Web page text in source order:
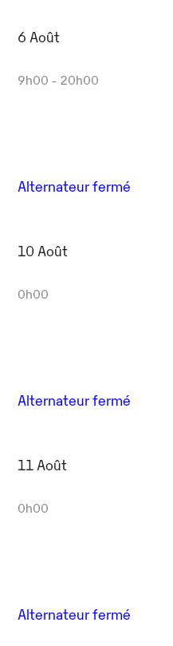
6 Août
9h00 - 20h00
Alternateur fermé
10 Août
0h00
Alternateur fermé
11 Août
0h00
Alternateur fermé